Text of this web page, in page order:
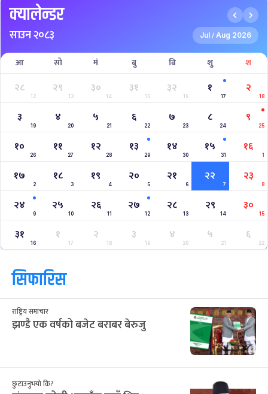
क्यालेन्डर
साउन २०८३ Jul / Aug 2026
आ सो मं बु बि शु श
२८
12
२९
13
३०
14
३१
15
३२
16
१
17
२
18
३
19
४
20
५
21
६
22
७
23
८
24
९
25
१०
26
११
27
१२
28
१३
29
१४
30
१५
31
१६
1
१७
2
१८
3
१९
4
२०
5
२१
6
२२
7
२३
8
२४
9
२५
10
२६
11
२७
12
२८
13
२९
14
३०
15
३१
16
१
17
२
18
३
19
४
20
५
21
६
22
सिफारिस
राष्ट्रिय समाचार
झण्डै एक वर्षको बजेट बराबर बेरुजु
छुटाउनुभयो कि?